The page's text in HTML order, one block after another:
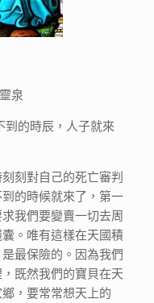
泉
到的時辰，人子就來
刻對自己的死亡審判
的時候就來了，第一
我們要變賣一切去周
。唯有這樣在天國積
最保險的。因為我們
既然我們的寶貝在天
，要常常想天上的